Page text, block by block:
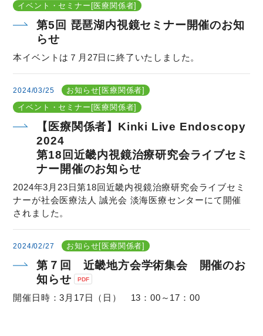
イベント・セミナー[医療関係者]
第5回 琵琶湖内視鏡セミナー開催のお知
らせ
本イベントは７月27日に終了いたしました。
2024/03/25
お知らせ[医療関係者]
イベント・セミナー[医療関係者]
【医療関係者】Kinki Live Endoscopy
2024
第18回近畿内視鏡治療研究会ライブセミ
ナー開催のお知らせ
2024年3月23日第18回近畿内視鏡治療研究会ライブセミ
ナーが社会医療法人 誠光会 淡海医療センターにて開催
されました。
2024/02/27 お知らせ[医療関係者]
第７回 近畿地方会学術集会 開催のお
知らせ
開催日時：3月17日（日） 13：00～17：00